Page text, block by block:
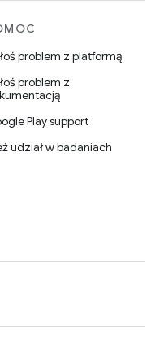
problem z platformą
problem z
Play support
udział w badaniach